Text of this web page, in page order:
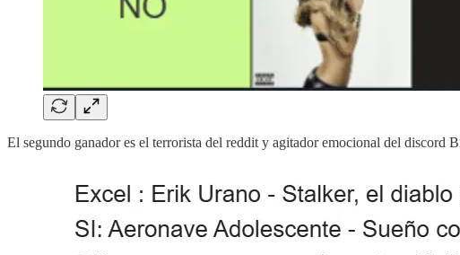
El segundo ganador es el terrorista del reddit y agitador emocional del discord